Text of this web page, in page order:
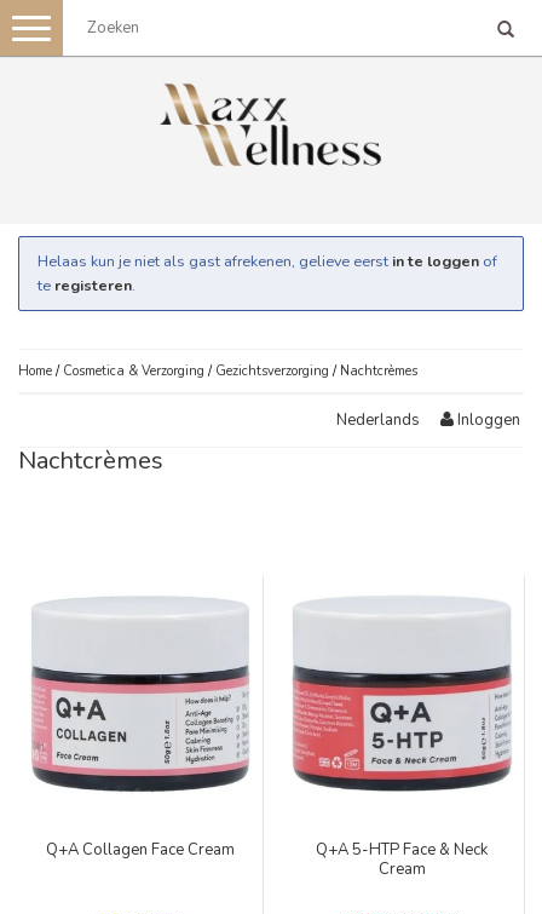
Toggle
navigation
Helaas kun je niet als gast afrekenen, gelieve eerst in te loggen of
te registeren.
Home / Cosmetica & Verzorging / Gezichtsverzorging / Nachtcrèmes
Nederlands Inloggen
Nachtcrèmes
Q+A Collagen Face Cream
Q+A 5-HTP Face & Neck
Cream